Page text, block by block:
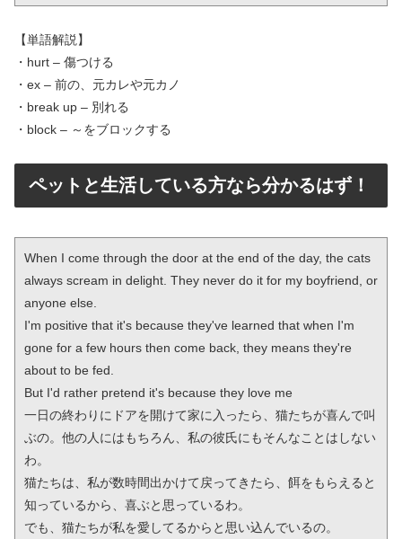
【単語解説】
・hurt – 傷つける
・ex – 前の、元カレや元カノ
・break up – 別れる
・block – ～をブロックする
ペットと生活している方なら分かるはず！
When I come through the door at the end of the day, the cats
always scream in delight. They never do it for my boyfriend, or
anyone else.
I'm positive that it's because they've learned that when I'm
gone for a few hours then come back, they means they're
about to be fed.
But I'd rather pretend it's because they love me
一日の終わりにドアを開けて家に入ったら、猫たちが喜んで叫
ぶの。他の人にはもちろん、私の彼氏にもそんなことはしない
わ。
猫たちは、私が数時間出かけて戻ってきたら、餌をもらえると
知っているから、喜ぶと思っているわ。
でも、猫たちが私を愛してるからと思い込んでいるの。